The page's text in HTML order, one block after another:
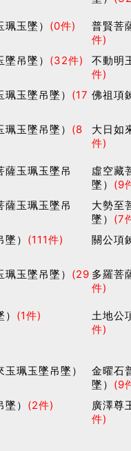
玉墜） (0件)
普賢菩
件)
吊墜） (32件)
不動明
件)
玉墜吊墜） (17 佛祖項
玉墜吊墜） (8
大日如
件)
薩玉珮玉墜吊
虛空藏
墜） (9
薩玉珮玉墜吊
大勢至
墜） (7
） (111件) 關公項
玉墜吊墜） (29 多羅菩
件)
(1件)
土地公
件)
珮玉墜吊墜）
金曜石
墜） (9
） (2件)
廣澤尊
件)